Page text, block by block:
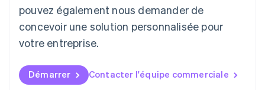
pouvez également nous demander de
concevoir une solution personnalisée pour
votre entreprise.
Démarrer Contacter l'équipe commerciale
Malte
English
EspañolEnglish
English
Nouvelle-Zélande